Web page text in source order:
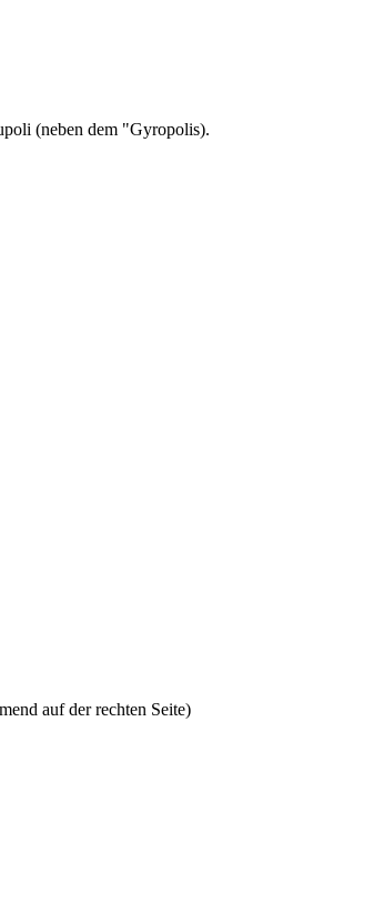
(neben dem "Gyropolis).
auf der rechten Seite)